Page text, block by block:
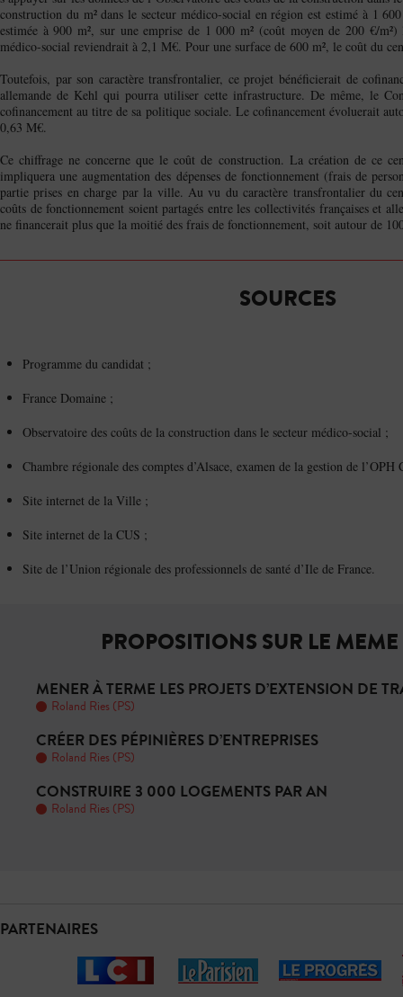
construction du m² dans le secteur médico-social en région est estimé à 1
estimée à 900 m², sur une emprise de 1 000 m² (coût moyen de 200 €/
médico-social reviendrait à 2,1 M€. Pour une surface de 600 m², le coût du
Toutefois, par son caractère transfrontalier, ce projet bénéficierait de
allemande de Kehl qui pourra utiliser cette infrastructure. De même, le
cofinancement au titre de sa politique sociale. Le cofinancement évoluerait
0,63 M€.
Ce chiffrage ne concerne que le coût de construction. La création de ce
impliquera une augmentation des dépenses de fonctionnement (frais de
partie prises en charge par la ville. Au vu du caractère transfrontalier du
coûts de fonctionnement soient partagés entre les collectivités françaises et
ne financerait plus que la moitié des frais de fonctionnement, soit autour de
SOURCES
Programme du candidat ;
France Domaine ;
Observatoire des coûts de la construction dans le secteur médico-social ;
Chambre régionale des comptes d’Alsace, examen de la gestion de
Site internet de la Ville ;
Site internet de la CUS ;
Site de l’Union régionale des professionnels de santé d’Ile de France.
PROPOSITIONS SUR LE
MENER À TERME LES PROJETS D’EXTENSION DE
Roland Ries (PS)
CRÉER DES PÉPINIÈRES D’ENTREPRISES
Roland Ries (PS)
CONSTRUIRE 3 000 LOGEMENTS PAR AN
Roland Ries (PS)
PARTENAIRES